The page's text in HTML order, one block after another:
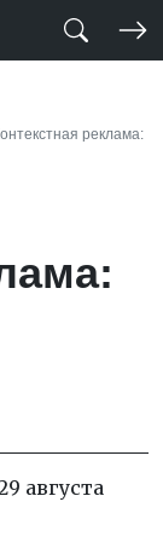
реклама:
августа